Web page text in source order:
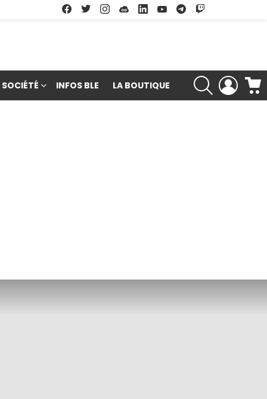
Facebook
TwitterInstagramSoundcloud
LinkedinYoutubeGoogle Play
SOCIÉTÉ INFOS BLE LA BOUTIQUE
RECHERCHE
LOGIN